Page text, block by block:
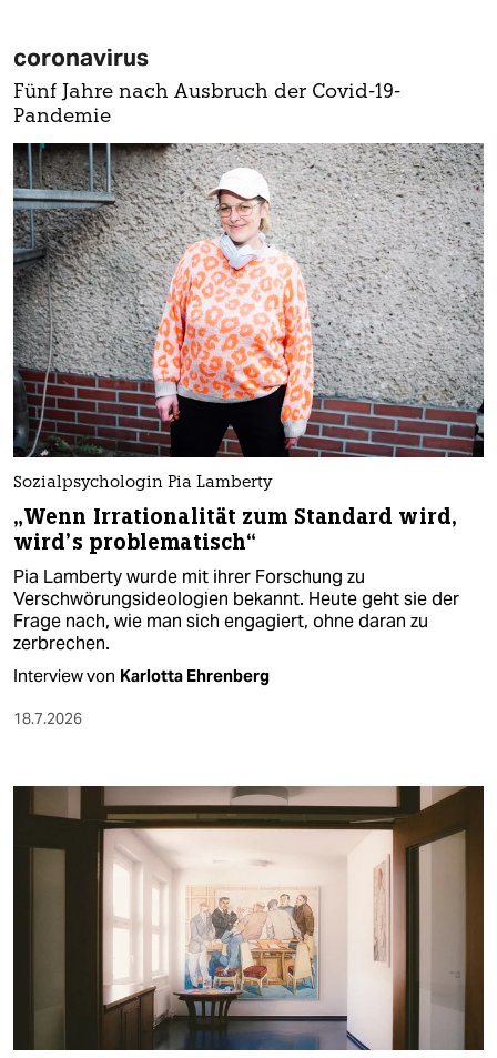
coronavirus
Fünf Jahre nach Ausbruch der Covid-19-
Pandemie
Sozialpsychologin Pia Lamberty
„Wenn Irrationalität zum Standard wird,
wird’s problematisch“
Pia Lamberty wurde mit ihrer Forschung zu
Verschwörungsideologien bekannt. Heute geht sie der
Frage nach, wie man sich engagiert, ohne daran zu
zerbrechen.
Interview von Karlotta Ehrenberg
18.7.2026